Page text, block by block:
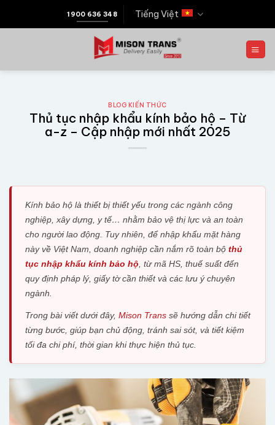
1900 636 348 Tiếng Việt
BLOG KIẾN THỨC
Thủ tục nhập khẩu kính bảo hộ – Từ
a-z – Cập nhập mới nhất 2025
Kính bảo hộ là thiết bị thiết yếu trong các ngành công
nghiệp, xây dựng, y tế… nhằm bảo vệ thị lực và an toàn
cho người lao động. Tuy nhiên, để nhập khẩu mặt hàng
này về Việt Nam, doanh nghiệp cần nắm rõ toàn bộ thủ
tục nhập khẩu kính bảo hộ , từ mã HS, thuế suất đến
quy định pháp lý, giấy tờ cần thiết và các lưu ý chuyên
ngành.
Trong bài viết dưới đây, Mison Trans sẽ hướng dẫn chi tiết
từng bước, giúp bạn chủ động, tránh sai sót, và tiết kiệm
tối đa chi phí, thời gian khi thực hiện thủ tục.